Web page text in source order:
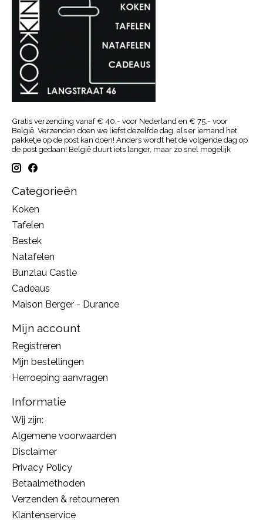
Gratis verzending vanaf € 40.- voor Nederland en € 75.- voor
België. Verzenden doen we liefst dezelfde dag, als er iemand het
pakketje op de post kan doen! Anders wordt het de volgende dag op
de post gedaan! België duurt iets langer, maar zo snel mogelijk
Categorieën
Koken
Tafelen
Bestek
Natafelen
Bunzlau Castle
Cadeaus
Maison Berger - Durance
Mijn account
Registreren
Mijn bestellingen
Herroeping aanvragen
Informatie
Wij zijn:
Algemene voorwaarden
Disclaimer
Privacy Policy
Betaalmethoden
Verzenden & retourneren
Klantenservice